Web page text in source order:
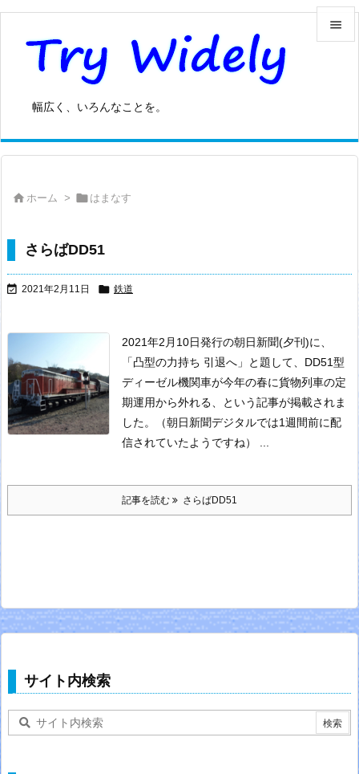
幅広く、いろんなことを。


前へ
 ホーム >  はまなす
さらばDD51
 2021年2月11日  鉄道
2021年2月10日発行の朝日新聞(夕刊)に、
「凸型の力持ち 引退へ」と題して、DD51型
ディーゼル機関車が今年の春に貨物列車の定
期運用から外れる、という記事が掲載されま
した。（朝日新聞デジタルでは1週間前に配
信されていたようですね） ...
記事を読む さらばDD51
サイト内検索